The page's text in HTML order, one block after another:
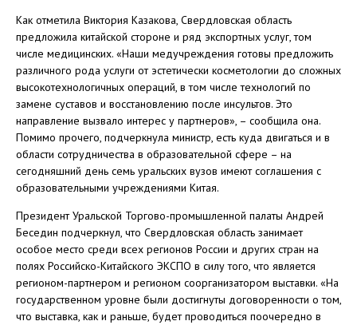
Как отметила Виктория Казакова, Свердловская область
предложила китайской стороне и ряд экспортных услуг, том
числе медицинских. «Наши медучреждения готовы предложить
различного рода услуги от эстетически косметологии до сложных
высокотехнологичных операций, в том числе технологий по
замене суставов и восстановлению после инсультов. Это
направление вызвало интерес у партнеров», – сообщила она.
Помимо прочего, подчеркнула министр, есть куда двигаться и в
области сотрудничества в образовательной сфере – на
сегодняшний день семь уральских вузов имеют соглашения с
образовательными учреждениями Китая.
Президент Уральской Торгово-промышленной палаты Андрей
Беседин подчеркнул, что Свердловская область занимает
особое место среди всех регионов России и других стран на
полях Российско-Китайского ЭКСПО в силу того, что является
регионом-партнером и регионом соорганизатором выставки. «На
государственном уровне были достигнуты договоренности о том,
что выставка, как и раньше, будет проводиться поочередно в